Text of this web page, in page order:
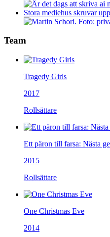
Stora mediehus skruvar
Team
Tragedy Girls
2017
Rollsättare
Ett päron till farsa: Nästa
2015
Rollsättare
One Christmas Eve
2014